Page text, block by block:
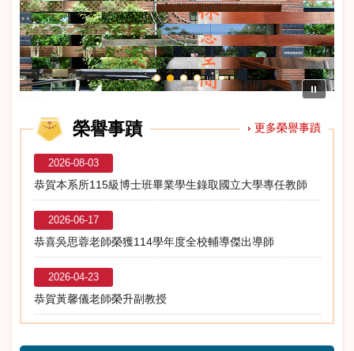
⏸
榮譽事蹟 更多榮譽事蹟
2026-08-03
恭賀本系所115級博士班畢業學生錄取國立大學專任教師
2026-06-17
恭喜吳思蓉老師榮獲114學年度全校輔導傑出導師
2026-04-23
恭賀黃馨儀老師榮升副教授